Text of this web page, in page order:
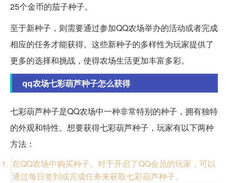
25个金币的茄子种子。
至于新种子，则需要通过参加QQ农场举办的活动或者完成
相应的任务才能获得。这些新种子的多样性为玩家提供了
更多的选择和挑战，使得农场生活更加丰富多彩。
qq农场七彩葫芦种子怎么获得
七彩葫芦种子是QQ农场中一种非常特别的种子，拥有独特
的外观和特性。想要获得七彩葫芦种子，玩家有以下两种
方法：
在QQ农场中购买种子。对于开启了QQ会员的玩家，可以
通过每日签到或完成任务来获取七彩葫芦种子。